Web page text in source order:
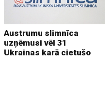
Austrumu slimnīca
uzņēmusi vēl 31
Ukrainas karā cietušo